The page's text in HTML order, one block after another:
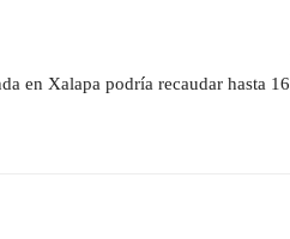
en Xalapa podría recaudar hasta